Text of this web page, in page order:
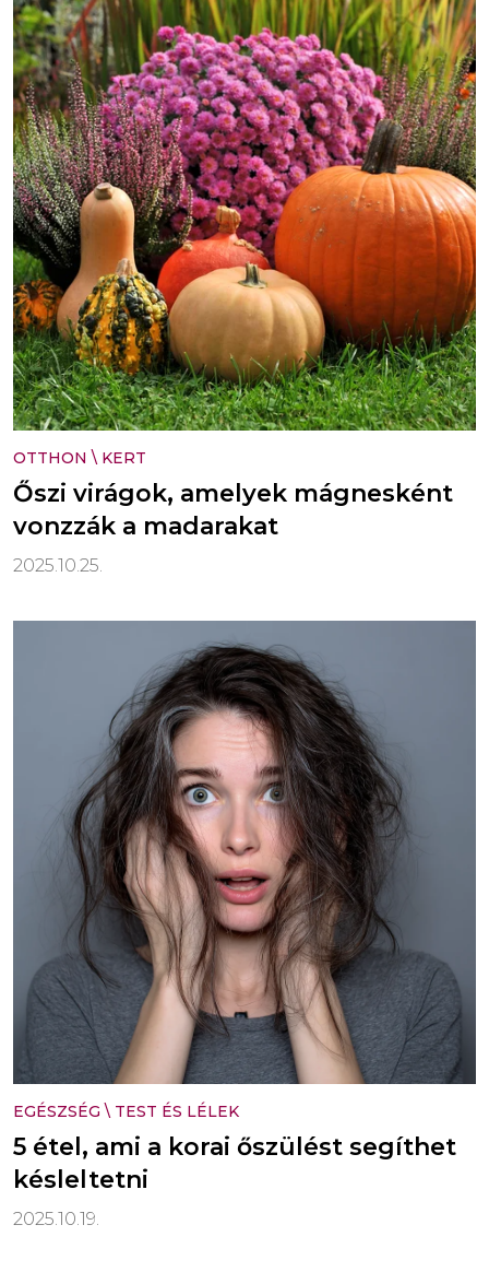
OTTHON \ KERT
Őszi virágok, amelyek mágnesként
vonzzák a madarakat
2025.10.25.
EGÉSZSÉG \ TEST ÉS LÉLEK
5 étel, ami a korai őszülést segíthet
késleltetni
2025.10.19.